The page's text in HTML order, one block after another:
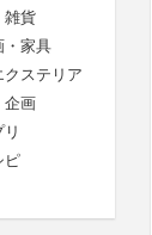
雑貨
・家具
ステリア
企画
ピ